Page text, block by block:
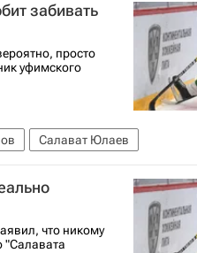
забивать
просто
уфимского
Салават Юлаев
что никому
"Салавата